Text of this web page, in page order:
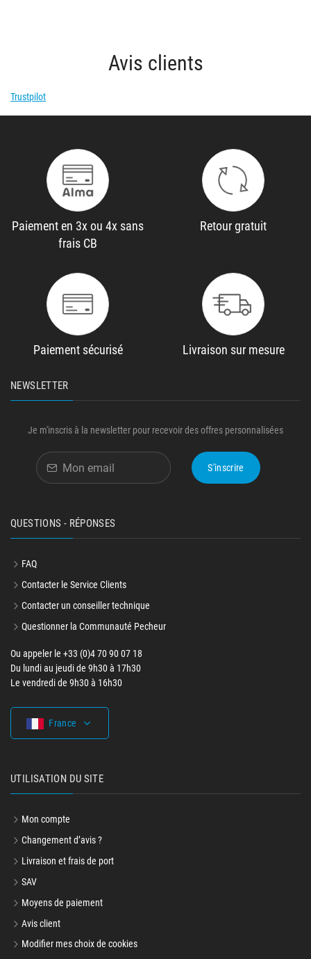
Avis clients
Trustpilot
Paiement en 3x ou 4x sans
frais CB
Retour gratuit
Paiement sécurisé Livraison sur mesure
NEWSLETTER
Je m'inscris à la newsletter pour recevoir des offres personnalisées
S'inscrire
QUESTIONS - RÉPONSES
FAQ
Contacter le Service Clients
Contacter un conseiller technique
Questionner la Communauté Pecheur
Ou appeler le +33 (0)4 70 90 07 18
Du lundi au jeudi de 9h30 à 17h30
Le vendredi de 9h30 à 16h30
France
UTILISATION DU SITE
Mon compte
Changement d’avis ?
Livraison et frais de port
SAV
Moyens de paiement
Avis client
Modifier mes choix de cookies